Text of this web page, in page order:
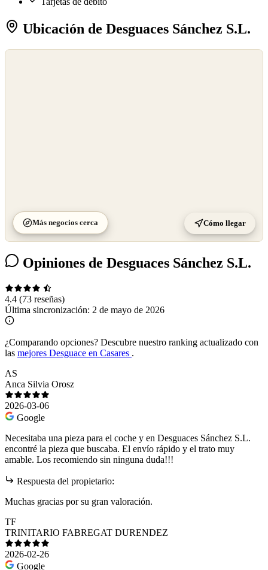
Ubicación de Desguaces Sánchez S.L.
Más negocios cerca Cómo llegar
Opiniones de Desguaces Sánchez S.L.
4.4 (73 reseñas)
Última sincronización: 2 de mayo de 2026
¿Comparando opciones? Descubre nuestro ranking actualizado con
las mejores Desguace en Casares .
AS
Anca Silvia Orosz
2026-03-06
Google
Necesitaba una pieza para el coche y en Desguaces Sánchez S.L.
encontré la pieza que buscaba. El envío rápido y el trato muy
amable. Los recomiendo sin ninguna duda!!!
Respuesta del propietario:
Muchas gracias por su gran valoración.
TF
TRINITARIO FABREGAT DURENDEZ
2026-02-26
Google